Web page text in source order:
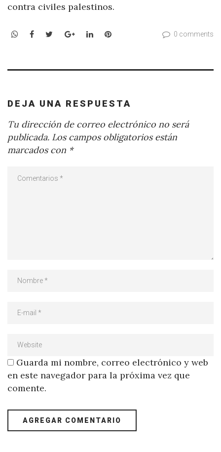
contra civiles palestinos.
WhatsApp
Facebook
TwitterGoogle+LinkedInPinterest 0 comments
DEJA UNA RESPUESTA
Tu dirección de correo electrónico no será
publicada. Los campos obligatorios están
marcados con *
Guarda mi nombre, correo electrónico y web
en este navegador para la próxima vez que
comente.